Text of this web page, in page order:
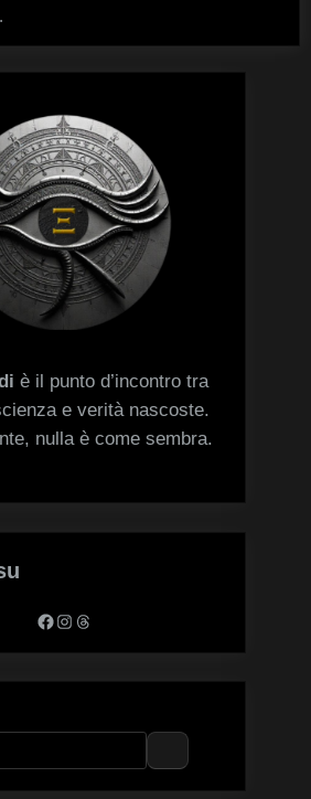
è il punto d’incontro tra
e verità nascoste.
nulla è come sembra.
Facebook
Instagram
Threads